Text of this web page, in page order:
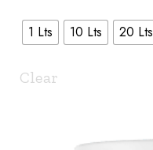
1 Lts 10 Lts 20 Lts
Clear